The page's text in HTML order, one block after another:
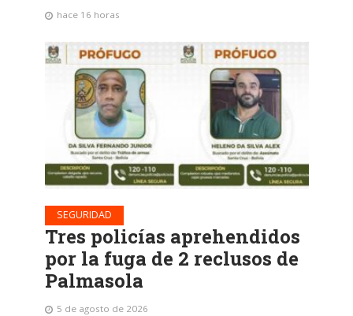
hace 16 horas
SEGURIDAD
Tres policías aprehendidos
por la fuga de 2 reclusos de
Palmasola
5 de agosto de 2026